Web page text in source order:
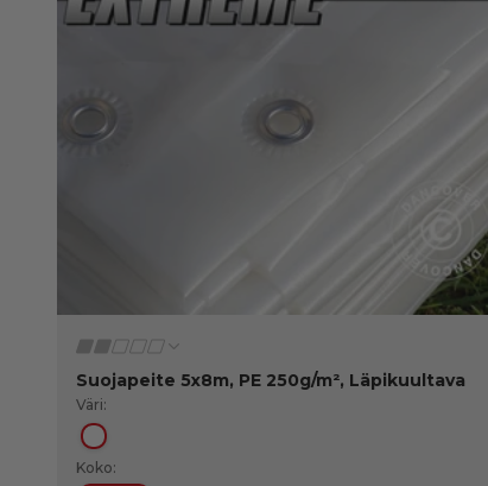
Suojapeite 5x8m, PE 250g/m², Läpikuultava
Väri:
Läpikuultava
Koko: